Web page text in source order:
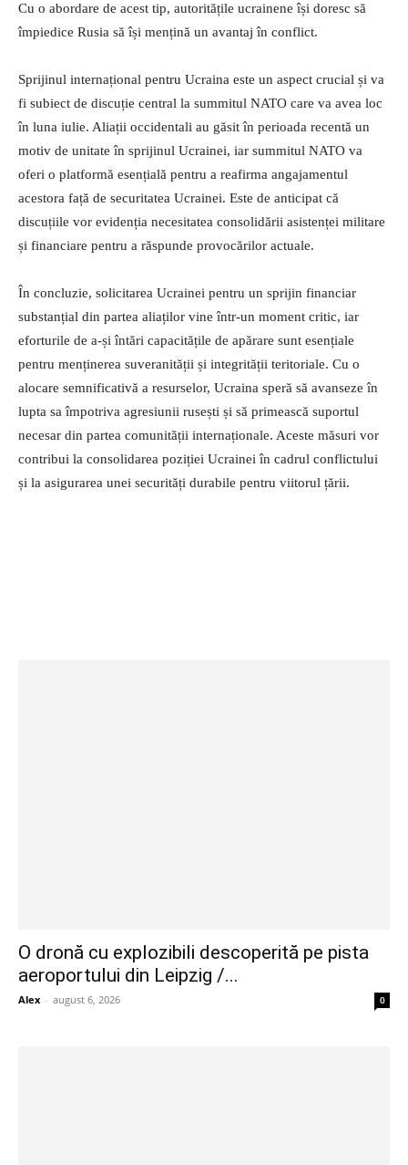
Cu o abordare de acest tip, autoritățile ucrainene își doresc să
împiedice Rusia să își mențină un avantaj în conflict.
Sprijinul internațional pentru Ucraina este un aspect crucial și va
fi subiect de discuție central la summitul NATO care va avea loc
în luna iulie. Aliații occidentali au găsit în perioada recentă un
motiv de unitate în sprijinul Ucrainei, iar summitul NATO va
oferi o platformă esențială pentru a reafirma angajamentul
acestora față de securitatea Ucrainei. Este de anticipat că
discuțiile vor evidenția necesitatea consolidării asistenței militare
și financiare pentru a răspunde provocărilor actuale.
În concluzie, solicitarea Ucrainei pentru un sprijin financiar
substanțial din partea aliaților vine într-un moment critic, iar
eforturile de a-și întări capacitățile de apărare sunt esențiale
pentru menținerea suveranității și integrității teritoriale. Cu o
alocare semnificativă a resurselor, Ucraina speră să avanseze în
lupta sa împotriva agresiunii rusești și să primească suportul
necesar din partea comunității internaționale. Aceste măsuri vor
contribui la consolidarea poziției Ucrainei în cadrul conflictului
și la asigurarea unei securități durabile pentru viitorul țării.
O dronă cu explozibili descoperită pe pista
aeroportului din Leipzig /...
Alex - august 6, 2026 0